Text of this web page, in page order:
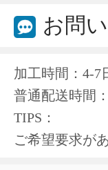
お問
加工時間：4-7
普通配送時間
TIPS：
ご希望要求が